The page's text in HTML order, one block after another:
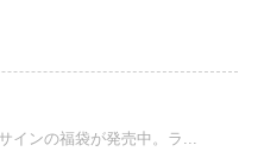
インの福袋が発売中。ラ...